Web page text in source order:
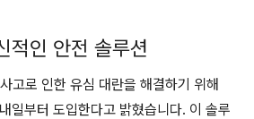
적인 안전 솔루션
고로 인한 유심 대란을 해결하기 위해
일부터 도입한다고 밝혔습니다. 이 솔루